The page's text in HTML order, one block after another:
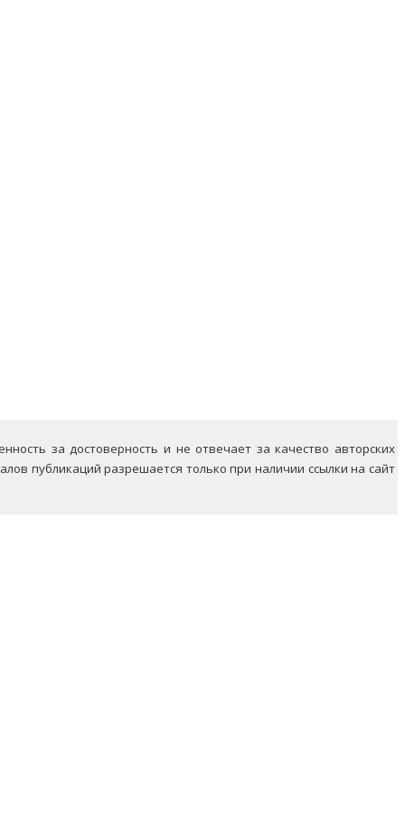
за достоверность и не отвечает за качество авторских
публикаций разрешается только при наличии ссылки на сайт